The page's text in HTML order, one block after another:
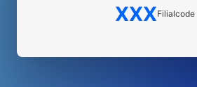
XXXFilialcode